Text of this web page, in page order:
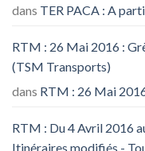
dans TER PACA : A
RTM : 26 Mai 2016 :
(TSM Transports)
dans RTM : 26 Mai
RTM : Du 4 Avril 2016
Itinéraires modifiés -